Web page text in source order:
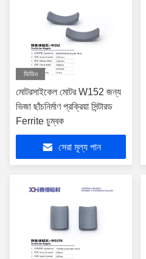
ভিডিও
মোটরসাইকেল মোটর W152 জন্য
ভিজা ছাঁচনির্মাণ প্রক্রিয়া সিন্টারড
Ferrite চুম্বক
সেরা মূল্য পান